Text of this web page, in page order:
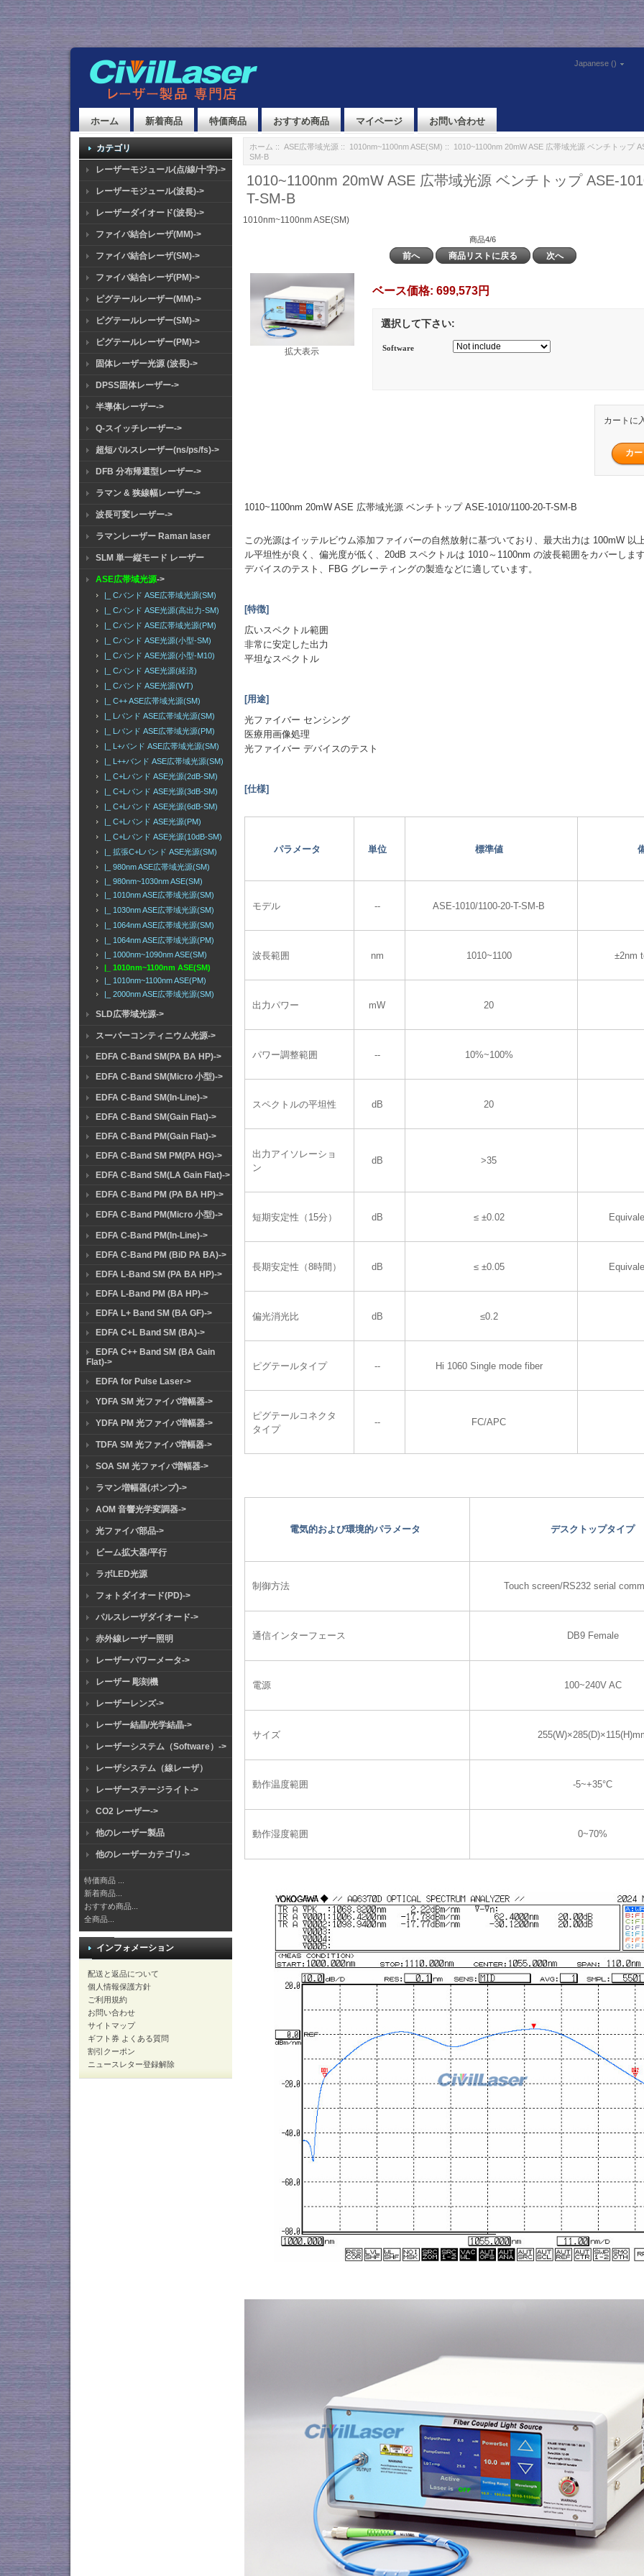
Japanese ()
ホーム 新着商品 特価商品 おすすめ商品 マイページ お問い合わせ
カテゴリ
レーザーモジュール(点/線/十字)->
レーザーモジュール(波長)->
レーザーダイオード(波長)->
ファイバ結合レーザ(MM)->
ファイバ結合レーザ(SM)->
ファイバ結合レーザ(PM)->
ピグテールレーザー(MM)->
ピグテールレーザー(SM)->
ピグテールレーザー(PM)->
固体レーザー光源 (波長)->
DPSS固体レーザー->
半導体レーザー->
Q-スイッチレーザー->
超短パルスレーザー(ns/ps/fs)->
DFB 分布帰還型レーザー->
ラマン & 狭線幅レーザー->
波長可変レーザー->
ラマンレーザー Raman laser
SLM 単一縦モード レーザー
ASE広帯域光源->
|_ Cバンド ASE広帯域光源(SM)
|_ Cバンド ASE光源(高出力-SM)
|_ Cバンド ASE広帯域光源(PM)
|_ Cバンド ASE光源(小型-SM)
|_ Cバンド ASE光源(小型-M10)
|_ Cバンド ASE光源(経済)
|_ Cバンド ASE光源(WT)
|_ C++ ASE広帯域光源(SM)
|_ Lバンド ASE広帯域光源(SM)
|_ Lバンド ASE広帯域光源(PM)
|_ L+バンド ASE広帯域光源(SM)
|_ L++バンド ASE広帯域光源(SM)
|_ C+Lバンド ASE光源(2dB-SM)
|_ C+Lバンド ASE光源(3dB-SM)
|_ C+Lバンド ASE光源(6dB-SM)
|_ C+Lバンド ASE光源(PM)
|_ C+Lバンド ASE光源(10dB-SM)
|_ 拡張C+Lバンド ASE光源(SM)
|_ 980nm ASE広帯域光源(SM)
|_ 980nm~1030nm ASE(SM)
|_ 1010nm ASE広帯域光源(SM)
|_ 1030nm ASE広帯域光源(SM)
|_ 1064nm ASE広帯域光源(SM)
|_ 1064nm ASE広帯域光源(PM)
|_ 1000nm~1090nm ASE(SM)
|_ 1010nm~1100nm ASE(SM)
|_ 1010nm~1100nm ASE(PM)
|_ 2000nm ASE広帯域光源(SM)
SLD広帯域光源->
スーパーコンティニウム光源->
EDFA C-Band SM(PA BA HP)->
EDFA C-Band SM(Micro 小型)->
EDFA C-Band SM(In-Line)->
EDFA C-Band SM(Gain Flat)->
EDFA C-Band PM(Gain Flat)->
EDFA C-Band SM PM(PA HG)->
EDFA C-Band SM(LA Gain Flat)->
EDFA C-Band PM (PA BA HP)->
EDFA C-Band PM(Micro 小型)->
EDFA C-Band PM(In-Line)->
EDFA C-Band PM (BiD PA BA)->
EDFA L-Band SM (PA BA HP)->
EDFA L-Band PM (BA HP)->
EDFA L+ Band SM (BA GF)->
EDFA C+L Band SM (BA)->
EDFA C++ Band SM (BA Gain
Flat)->
EDFA for Pulse Laser->
YDFA SM 光ファイバ増幅器->
YDFA PM 光ファイバ増幅器->
TDFA SM 光ファイバ増幅器->
SOA SM 光ファイバ増幅器->
ラマン増幅器(ポンプ)->
AOM 音響光学変調器->
光ファイバ部品->
ビーム拡大器/平行
ラボLED光源
フォトダイオード(PD)->
パルスレーザダイオード->
赤外線レーザー照明
レーザーパワーメータ->
レーザー 彫刻機
レーザーレンズ->
レーザー結晶/光学結晶->
レーザーシステム（Software）->
レーザシステム（線レーザ）
レーザーステージライト->
CO2 レーザー->
他のレーザー製品
他のレーザーカテゴリ->
特価商品 ...
新着商品...
おすすめ商品...
全商品...
インフォメーション
配送と返品について
個人情報保護方針
ご利用規約
お問い合わせ
サイトマップ
ギフト券 よくある質問
割引クーポン
ニュースレター登録解除
ホーム :: ASE広帯域光源 :: 1010nm~1100nm ASE(SM) :: 1010~1100nm 20mW ASE 広帯域光源 ベンチトップ
SM-B
1010~1100nm 20mW ASE 広帯域光源 ベンチトップ ASE-
T-SM-B
1010nm~1100nm ASE(SM)
商品4/6
前へ 商品リストに戻る 次へ
拡大表示
ベース価格: 699,573円
選択して下さい:
Software
カートに
1010~1100nm 20mW ASE 広帯域光源 ベンチトップ ASE-1010/1100-20-T-SM-B
この光源はイッテルビウム添加ファイバーの自然放射に基づいており、最大出力は 100mW 以
ル平坦性が良く、偏光度が低く、20dB スペクトルは 1010～1100nm の波長範囲をカバーしま
デバイスのテスト、FBG グレーティングの製造などに適しています。
[特徴]
広いスペクトル範囲
非常に安定した出力
平坦なスペクトル
[用途]
光ファイバー センシング
医療用画像処理
光ファイバー デバイスのテスト
[仕様]
パラメータ 単位 標準値
モデル -- ASE-1010/1100-20-T-SM-B
波長範囲 nm 1010~1100 ±2nm
出力パワー mW 20
パワー調整範囲 -- 10%~100%
スペクトルの平坦性 dB 20
出力アイソレーショ
ン
dB >35
短期安定性（15分） dB ≤ ±0.02
長期安定性（8時間） dB ≤ ±0.05
偏光消光比 dB ≤0.2
ピグテールタイプ -- Hi 1060 Single mode fiber
ピグテールコネクタ
タイプ
-- FC/APC
電気的および環境的パラメータ デスクトップタイプ
制御方法 Touch screen/RS232 serial
通信インターフェース DB9 Female
電源 100~240V AC
サイズ
動作温度範囲 -5~+35°C
動作湿度範囲 0~70%